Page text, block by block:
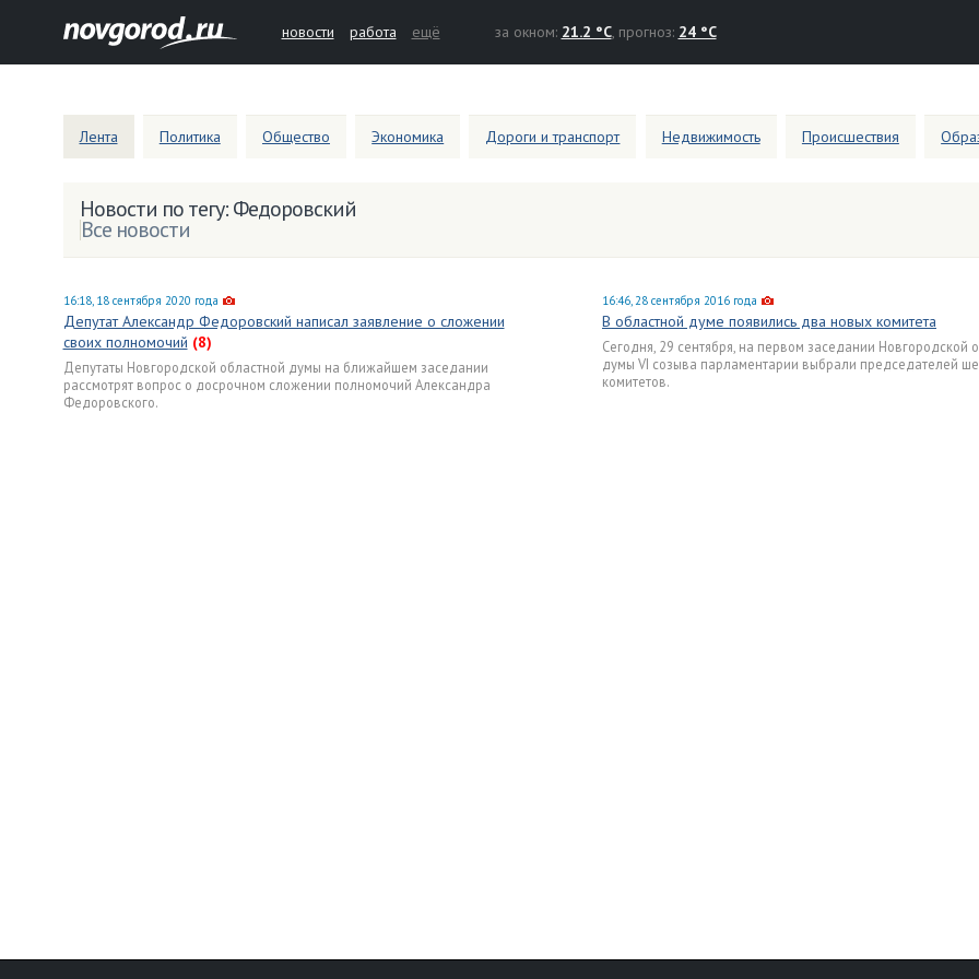
новости работа ещё за окном: 21.2 °C, прогноз: 24 °C
Лента Политика Общество Экономика Дороги и транспорт Недвижимость Происшествия
Новости по тегу: Федоровский
Все новости
16:18, 18 сентября 2020 года
Депутат Александр Федоровский написал заявление о сложении
своих полномочий (8)
Депутаты Новгородской областной думы на ближайшем заседании
рассмотрят вопрос о досрочном сложении полномочий Александра
Федоровского.
16:46, 28 сентября 2016 года
В областной думе появились два новых комитета
Сегодня, 29 сентября, на первом заседании Новгородской
думы VI созыва парламентарии выбрали председателей
комитетов.